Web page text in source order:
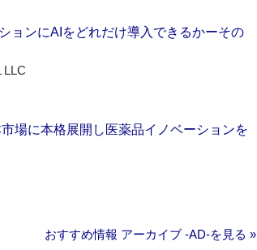
ョンにAIをどれだけ導入できるかーその
LLC
場に本格展開し医薬品イノベーションを
おすすめ情報 アーカイブ ‐AD‐を見る »